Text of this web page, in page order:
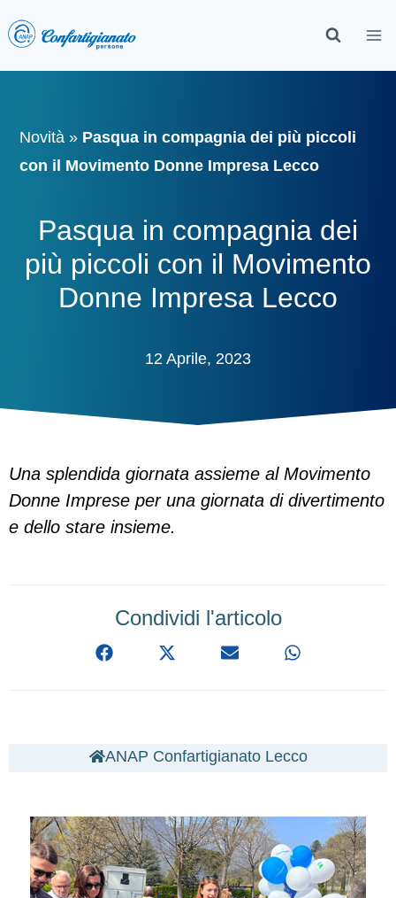
Novità » Pasqua in compagnia dei più piccoli
con il Movimento Donne Impresa Lecco
Pasqua in compagnia dei
più piccoli con il Movimento
Donne Impresa Lecco
12 Aprile, 2023
Una splendida giornata assieme al Movimento
Donne Imprese per una giornata di divertimento
e dello stare insieme.
Condividi l'articolo
ANAP Confartigianato Lecco